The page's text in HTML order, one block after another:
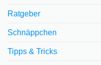
Ratgeber
Schnäppchen
Tipps & Tricks